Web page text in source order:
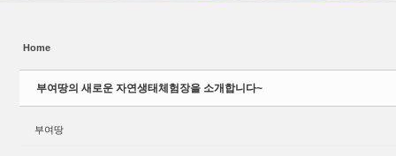
Home
부여땅의 새로운 자연생태체험장을 소개합니다~
부여땅